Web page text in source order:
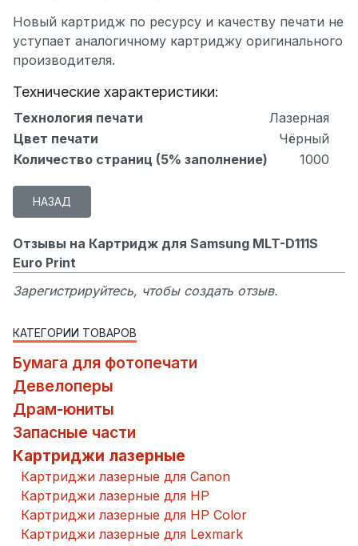
Новый картридж по ресурсу и качеству печати не
уступает аналогичному картриджу оригинального
производителя.
Технические характеристики:
Технология печати
Лазерная
Цвет печати
Чёрный
Количество страниц (5% заполнение)
1000
Отзывы на Картридж для Samsung MLT-D111S
Euro Print
Зарегистрируйтесь, чтобы создать отзыв.
КАТЕГОРИИ ТОВАРОВ
Бумага для фотопечати
Девелоперы
Драм-юниты
Запасные части
Картриджи лазерные
Картриджи лазерные для Canon
Картриджи лазерные для HP
Картриджи лазерные для HP Color
Картриджи лазерные для Lexmark